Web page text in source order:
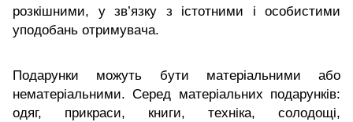
розкішними, у зв’язку з істотними і особистими
уподобань отримувача.
Подарунки можуть бути матеріальними або
нематеріальними. Серед матеріальних подарунків:
одяг, прикраси, книги, техніка, солодощі,